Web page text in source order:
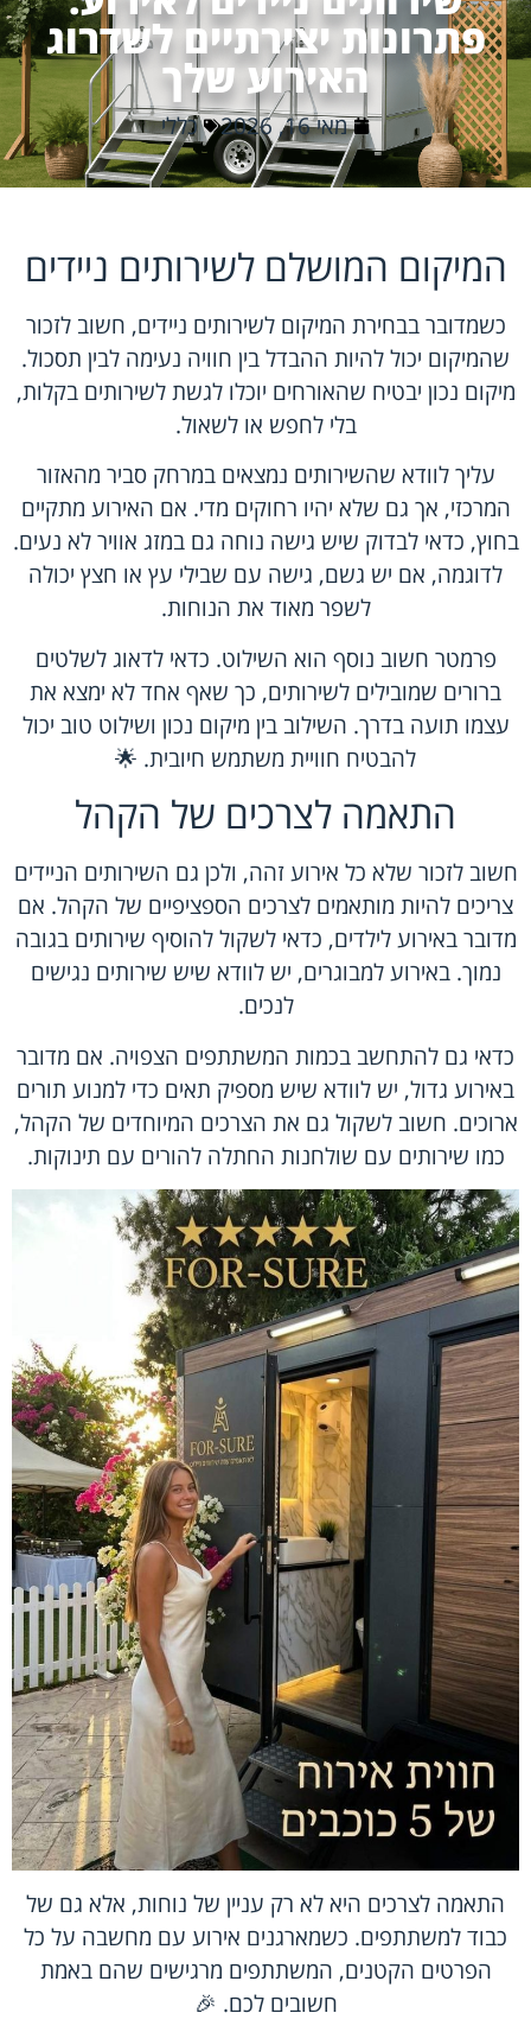
פתרונות יצירתיים לשדרוג
האירוע שלך
מאי 16, 2026 כללי
המיקום המושלם לשירותים ניידים
כשמדובר בבחירת המיקום לשירותים ניידים, חשוב לזכור
שהמיקום יכול להיות ההבדל בין חוויה נעימה לבין תסכול.
מיקום נכון יבטיח שהאורחים יוכלו לגשת לשירותים בקלות,
בלי לחפש או לשאול.
עליך לוודא שהשירותים נמצאים במרחק סביר מהאזור
המרכזי, אך גם שלא יהיו רחוקים מדי. אם האירוע מתקיים
בחוץ, כדאי לבדוק שיש גישה נוחה גם במזג אוויר לא נעים.
לדוגמה, אם יש גשם, גישה עם שבילי עץ או חצץ יכולה
לשפר מאוד את הנוחות.
פרמטר חשוב נוסף הוא השילוט. כדאי לדאוג לשלטים
ברורים שמובילים לשירותים, כך שאף אחד לא ימצא את
עצמו תועה בדרך. השילוב בין מיקום נכון ושילוט טוב יכול
להבטיח חוויית משתמש חיובית. 🌟
התאמה לצרכים של הקהל
חשוב לזכור שלא כל אירוע זהה, ולכן גם השירותים הניידים
צריכים להיות מותאמים לצרכים הספציפיים של הקהל. אם
מדובר באירוע לילדים, כדאי לשקול להוסיף שירותים בגובה
נמוך. באירוע למבוגרים, יש לוודא שיש שירותים נגישים
לנכים.
כדאי גם להתחשב בכמות המשתתפים הצפויה. אם מדובר
באירוע גדול, יש לוודא שיש מספיק תאים כדי למנוע תורים
ארוכים. חשוב לשקול גם את הצרכים המיוחדים של הקהל,
כמו שירותים עם שולחנות החתלה להורים עם תינוקות.
התאמה לצרכים היא לא רק עניין של נוחות, אלא גם של
כבוד למשתתפים. כשמארגנים אירוע עם מחשבה על כל
הפרטים הקטנים, המשתתפים מרגישים שהם באמת
חשובים לכם. 🎉